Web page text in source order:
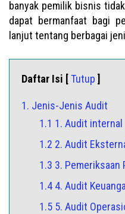
banyak pemilik bisnis
dapat bermanfaat bagi
lanjut tentang berbagai
Daftar Isi [Tutup ]
1. Jenis-Jenis Audit
1.1 1. Audit internal
1.2 2. Audit
1.3 3. Pemeriksaan
1.4 4. Audit
1.5 5. Audit